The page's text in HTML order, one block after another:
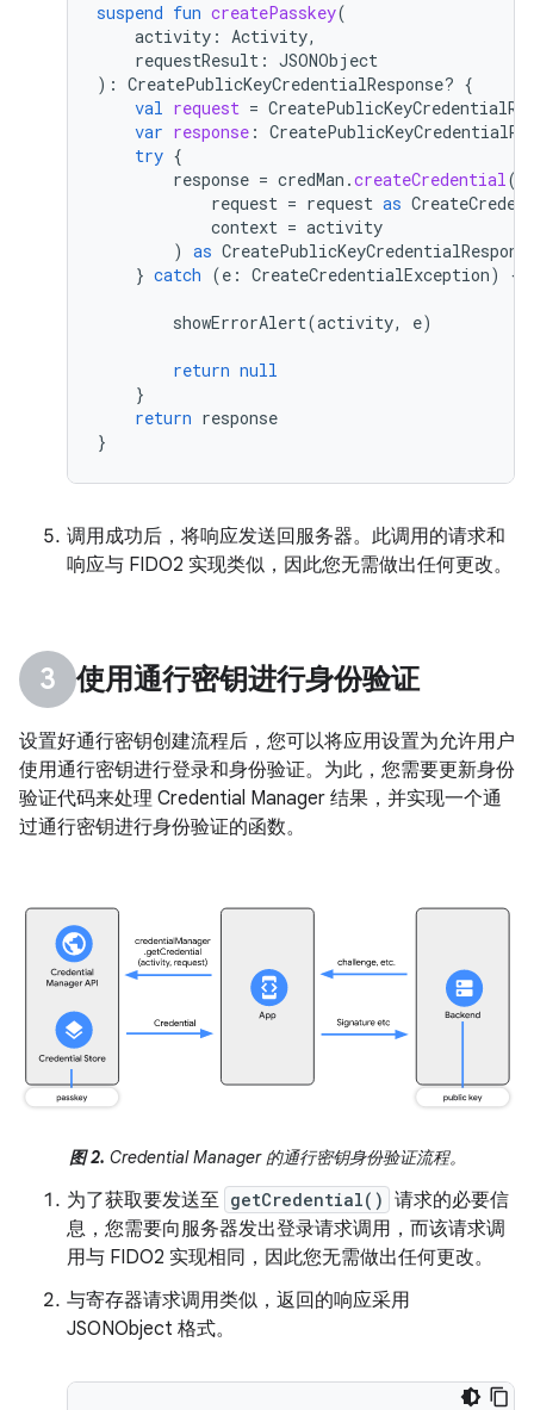
suspend fun createPasskey(
activity : Activity,
requestResult : JSONObject
): CreatePublicKeyCredentialResponse? {
val request =
var response :
try {
response = credMan .createCredential(
request = request as
context = activity
) as
} catch (e : CreateCredentialException) {
showErrorAlert(activity, e)
return null
}
return response
}
调用成功后，将响应发送回服务器。此调用的请求和
响应与 FIDO2 实现类似，因此您无需做出任何更改。
使用通行密钥进行身份验证
设置好通行密钥创建流程后，您可以将应用设置为允许用户
使用通行密钥进行登录和身份验证。为此，您需要更新身份
验证代码来处理 Credential Manager 结果，并实现一个通
过通行密钥进行身份验证的函数。
图 2. Credential Manager 的通行密钥身份验证流程。
为了获取要发送至 getCredential() 请求的必要信
息，您需要向服务器发出登录请求调用，而该请求调
用与 FIDO2 实现相同，因此您无需做出任何更改。
与寄存器请求调用类似，返回的响应采用
JSONObject 格式。